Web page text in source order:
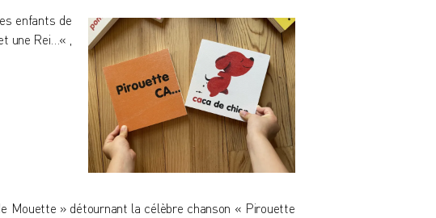
enfants de
une Rei… « ,
Mouette » détournant la célèbre chanson « Pirouette